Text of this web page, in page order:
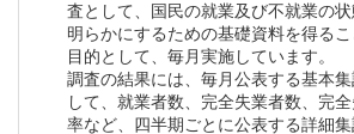
査として、国民の就業及び不就業の
明らかにするための基礎資料を得る
目的として、毎月実施しています。
調査の結果には、毎月公表する基本集
して、就業者数、完全失業者数、完
率など、四半期ごとに公表する詳細集